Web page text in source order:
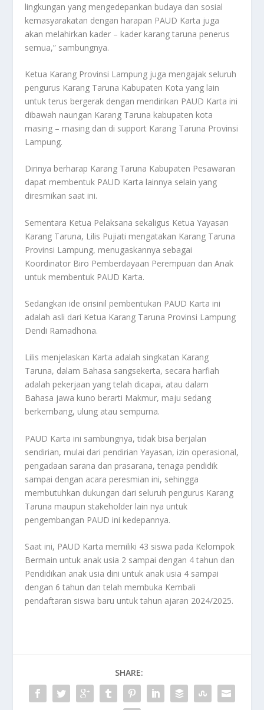
lingkungan yang mengedepankan budaya dan sosial
kemasyarakatan dengan harapan PAUD Karta juga
akan melahirkan kader – kader karang taruna penerus
semua,” sambungnya.
Ketua Karang Provinsi Lampung juga mengajak seluruh
pengurus Karang Taruna Kabupaten Kota yang lain
untuk terus bergerak dengan mendirikan PAUD Karta ini
dibawah naungan Karang Taruna kabupaten kota
masing – masing dan di support Karang Taruna Provinsi
Lampung.
Dirinya berharap Karang Taruna Kabupaten Pesawaran
dapat membentuk PAUD Karta lainnya selain yang
diresmikan saat ini.
Sementara Ketua Pelaksana sekaligus Ketua Yayasan
Karang Taruna, Lilis Pujiati mengatakan Karang Taruna
Provinsi Lampung, menugaskannya sebagai
Koordinator Biro Pemberdayaan Perempuan dan Anak
untuk membentuk PAUD Karta.
Sedangkan ide orisinil pembentukan PAUD Karta ini
adalah asli dari Ketua Karang Taruna Provinsi Lampung
Dendi Ramadhona.
Lilis menjelaskan Karta adalah singkatan Karang
Taruna, dalam Bahasa sangsekerta, secara harfiah
adalah pekerjaan yang telah dicapai, atau dalam
Bahasa jawa kuno berarti Makmur, maju sedang
berkembang, ulung atau sempurna.
PAUD Karta ini sambungnya, tidak bisa berjalan
sendirian, mulai dari pendirian Yayasan, izin operasional,
pengadaan sarana dan prasarana, tenaga pendidik
sampai dengan acara peresmian ini, sehingga
membutuhkan dukungan dari seluruh pengurus Karang
Taruna maupun stakeholder lain nya untuk
pengembangan PAUD ini kedepannya.
Saat ini, PAUD Karta memiliki 43 siswa pada Kelompok
Bermain untuk anak usia 2 sampai dengan 4 tahun dan
Pendidikan anak usia dini untuk anak usia 4 sampai
dengan 6 tahun dan telah membuka Kembali
pendaftaran siswa baru untuk tahun ajaran 2024/2025.
SHARE: